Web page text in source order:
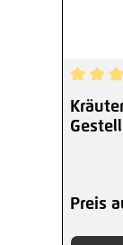
Preis